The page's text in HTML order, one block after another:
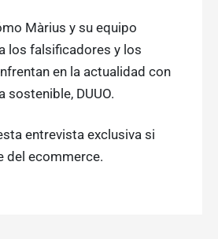
Màrius y su equipo
los falsificadores y los
en la actualidad con
sostenible, DUUO.
entrevista exclusiva si
del ecommerce.